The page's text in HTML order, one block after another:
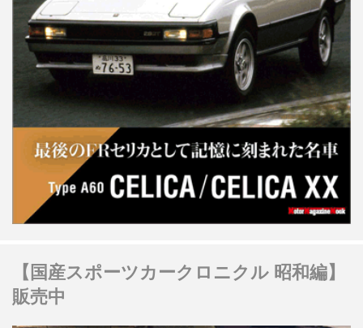
【国産スポーツカークロニクル 昭和編】
販売中